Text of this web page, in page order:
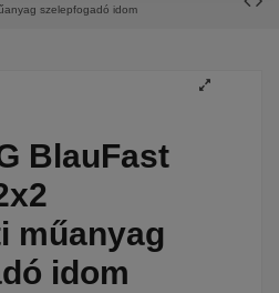
szelepfogadó idom
BlauFast
műanyag
idom